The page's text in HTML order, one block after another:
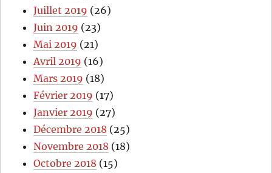
Juillet 2019 (26)
Juin 2019 (23)
Mai 2019 (21)
Avril 2019 (16)
Mars 2019 (18)
Février 2019 (17)
Janvier 2019 (27)
Décembre 2018 (25)
Novembre 2018 (18)
Octobre 2018 (15)